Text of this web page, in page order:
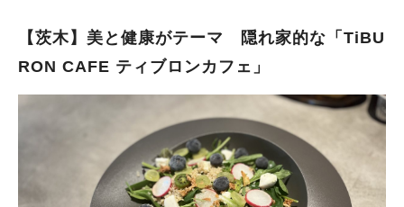
ふらっと気軽に訪れることもできそうです。 出典：リビング北
「4種麹漬けの国産鶏からあげプレート」1100円です。麹のスー
プがついていて、体がぽかぽかあたたまりました。 鶏からあげ
は胸肉だそうですが、4種もの麹に漬けられただけあってしっと
りとやわらかく、コクのあるしっかりとしたお味。家庭の鶏のか
らあげとは全然違うおいしさに感動しました！ サラダのドレッ
シングにも麹が使われていて、現在は、すだち麹と醤油麹を合わ
せたものだとお聞きしました。大人風味のさわやかなドレッシン
【茨木】美と健康がテーマ 隠れ家的な「TiBU
RON CAFE ティブロンカフェ」